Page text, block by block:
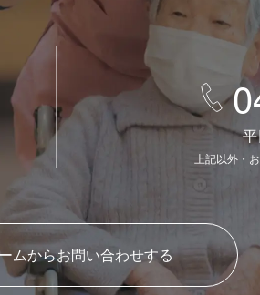
上記以外・
ムからお問い合わせする